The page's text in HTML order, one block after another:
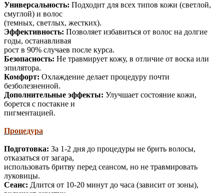
Универсальность: Подходит для всех типов кожи (светлой,
смуглой) и волос
(темных, светлых, жестких).
Эффективность: Позволяет избавиться от волос на долгие
годы, останавливая
рост в 90% случаев после курса.
Безопасность: Не травмирует кожу, в отличие от воска или
эпилятора.
Комфорт: Охлаждение делает процедуру почти
безболезненной.
Дополнительные эффекты: Улучшает состояние кожи,
борется с постакне и
пигментацией.
Процедура
Подготовка: За 1-2 дня до процедуры не брить волосы,
отказаться от загара,
использовать бритву перед сеансом, но не травмировать
луковицы.
Сеанс: Длится от 10-20 минут до часа (зависит от зоны),